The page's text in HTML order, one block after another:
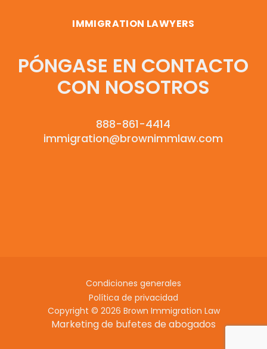
IMMIGRATION LAWYERS
PÓNGASE EN CONTACTO
CON NOSOTROS
888-861-4414
immigration@brownimmlaw.com
Copyright © 2026 Brown Immigration Law
Condiciones generales
Política de privacidad
Marketing de bufetes de abogados